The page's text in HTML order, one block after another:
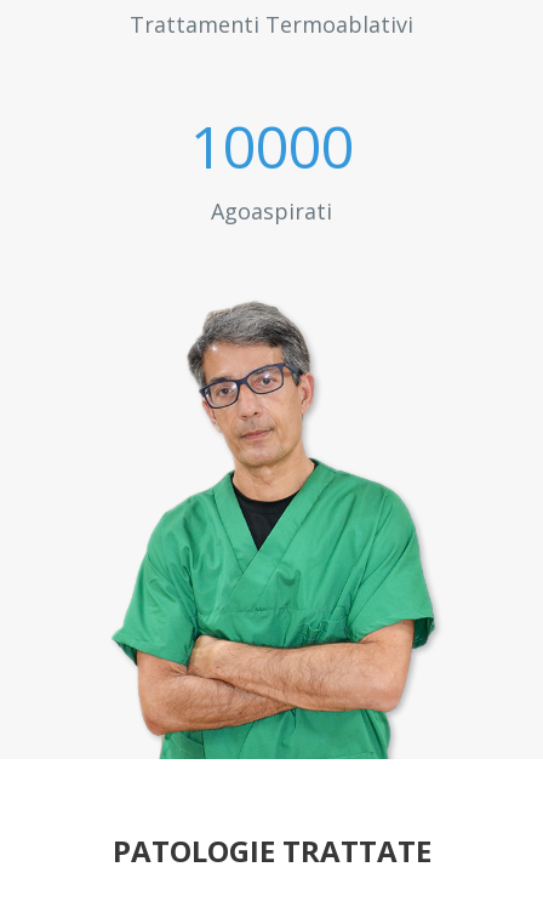
Trattamenti Termoablativi
10000
Agoaspirati
PATOLOGIE TRATTATE